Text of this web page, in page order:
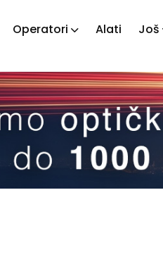
Operatori Alati Još